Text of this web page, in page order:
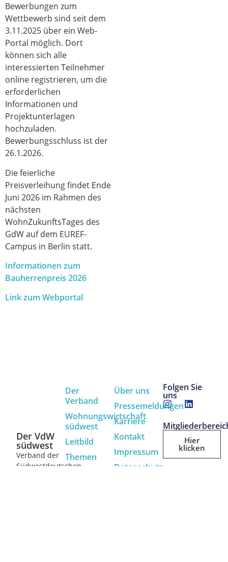
Bewerbungen zum
Wettbewerb sind seit dem
3.11.2025 über ein Web-
Portal möglich. Dort
können sich alle
interessierten Teilnehmer
online registrieren, um die
erforderlichen
Informationen und
Projektunterlagen
hochzuladen.
Bewerbungsschluss ist der
26.1.2026.
Die feierliche
Preisverleihung findet Ende
Juni 2026 im Rahmen des
nächsten
WohnZukunftsTages des
GdW auf dem EUREF-
Campus in Berlin statt.
Informationen zum
Bauherrenpreis 2026
Link zum Webportal
Der VdW
südwest
Verband der
Südwestdeutschen
Der
Verband
Wohnungswirtschaft
südwest
Leitbild
Themen
Über uns
Pressemeldungen
Karriere
Kontakt
Impressum
Datenschutz
Folgen Sie
uns
Hier
klicken